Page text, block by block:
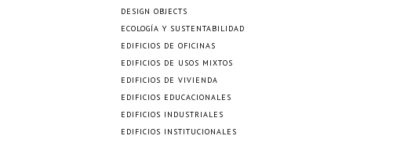
DESIGN OBJECTS
ECOLOGÍA Y SUSTENTABILIDAD
EDIFICIOS DE OFICINAS
EDIFICIOS DE USOS MIXTOS
EDIFICIOS DE VIVIENDA
EDIFICIOS EDUCACIONALES
EDIFICIOS INDUSTRIALES
EDIFICIOS INSTITUCIONALES